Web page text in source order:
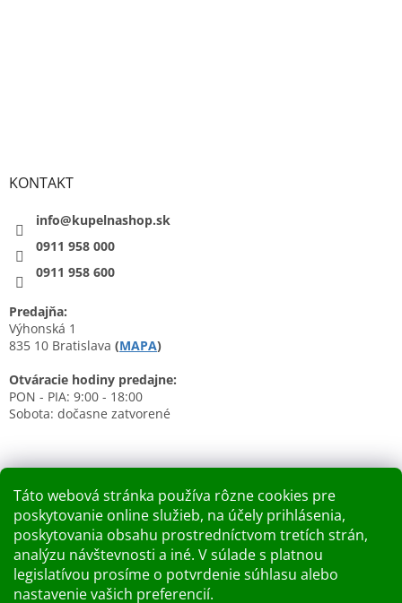
Táto webová stránka používa rôzne cookies pre
poskytovanie online služieb, na účely prihlásenia,
poskytovania obsahu prostredníctvom tretích strán,
analýzu návštevnosti a iné. V súlade s platnou
legislatívou prosíme o potvrdenie súhlasu alebo
nastavenie vašich preferencií.
KONTAKT
info@kupelnashop.sk
0911 958 000
0911 958 600
Predajňa:
Výhonská 1
835 10 Bratislava (MAPA)
Otváracie hodiny predajne:
PON - PIA: 9:00 - 18:00
Sobota: dočasne zatvorené
Nákupný košík
0KS / 0 €